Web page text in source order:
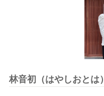
林音初（はやしおとは）